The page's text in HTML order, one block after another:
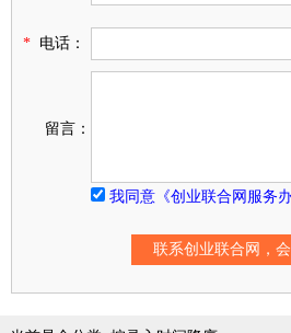
* 电话：
留言：
我同意《创业联合网服务办